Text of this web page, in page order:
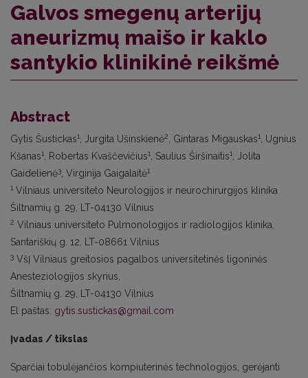
Galvos smegenų arterijų
aneurizmų maišo ir kaklo
santykio klinikinė reikšmė
Abstract
Gytis Šustickas1 , Jurgita Ušinskienė2 , Gintaras Migauskas1
, Ugnius
Kšanas1 , Robertas Kvaščevičius1 , Saulius Širšinaitis1
, Jolita
Gaidelienė3 , Virginija Gaigalaitė1
1 Vilniaus universiteto Neurologijos ir neurochirurgijos klinika
Šiltnamių g. 29, LT-04130 Vilnius
2 Vilniaus universiteto Pulmonologijos ir radiologijos klinika,
Santariškių g. 12, LT-08661 Vilnius
3 VšĮ Vilniaus greitosios pagalbos universitetinės ligoninės
Anesteziologijos skyrius,
Šiltnamių g. 29, LT-04130 Vilnius
El paštas: gytis.sustickas@gmail.com
Įvadas / tikslas
Sparčiai tobulėjančios kompiuterinės technologijos, gerėjanti